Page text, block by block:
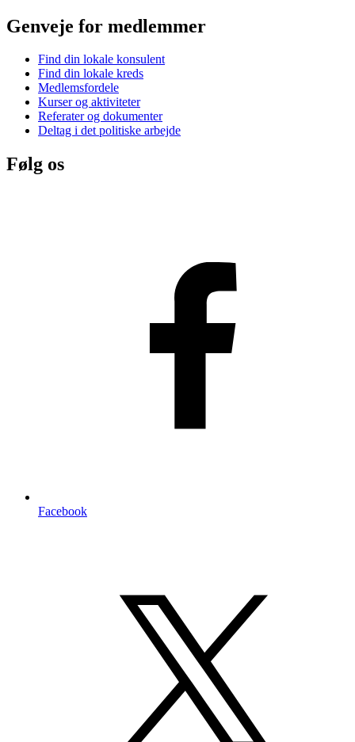
Genveje for medlemmer
Find din lokale konsulent
Find din lokale kreds
Medlemsfordele
Kurser og aktiviteter
Referater og dokumenter
Deltag i det politiske arbejde
Følg os
Facebook